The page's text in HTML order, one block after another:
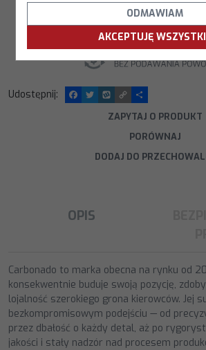
Udostępnij:
F
a
T
w
W
y
k
C
o
p
i
n
P
o
d
i
e
ZAPYTAJ O PRODUKT
PORÓWNAJ
DODAJ DO
OPIS
Carbonado to marka obecna na rynku od
konsekwentnie buduje swoją pozycję,
lojalność szerokiego grona kierowców. Jej
bezkompromisowym podejściu — od
przez dbałość o każdy detal, aż po
jakości i stały nadzór nad procesem
ODMAWIAM
AKCEPTUJĘ